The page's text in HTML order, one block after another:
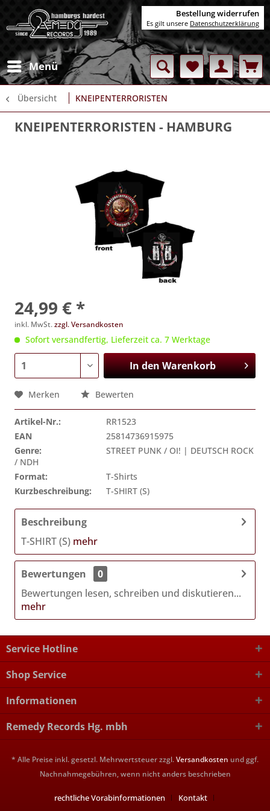
Menü
Übersicht KNEIPENTERRORISTEN
KNEIPENTERRORISTEN - HAMBURG
24,99 € *
inkl. MwSt.zzgl. Versandkosten
Sofort versandfertig, Lieferzeit ca. 7 Werktage
In denWarenkorb
Merken Bewerten
Artikel-Nr.:
RR1523
EAN
25814736915975
Genre:
STREET PUNK / OI! | DEUTSCH ROCK
/ NDH
Format:
T-Shirts
Kurzbeschreibung:
T-SHIRT (S)
Beschreibung
T-SHIRT (S) mehr
Bewertungen
0
Bewertungen lesen, schreiben und diskutieren...
mehr
Service Hotline
Shop Service
Informationen
Remedy Records Hg. mbh
* Alle Preise inkl. gesetzl. Mehrwertsteuer zzgl.Versandkosten und ggf.
Nachnahmegebühren, wenn nicht anders beschrieben
rechtliche Vorabinformationen Kontakt
Bestellung widerrufen
Es gilt unsere Datenschutzerklärung